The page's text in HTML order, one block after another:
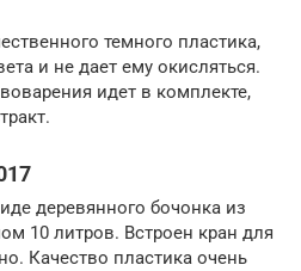
темного пластика,
и не дает ему окисляться.
идет в комплекте,
деревянного бочонка из
10 литров. Встроен кран для
Качество пластика очень